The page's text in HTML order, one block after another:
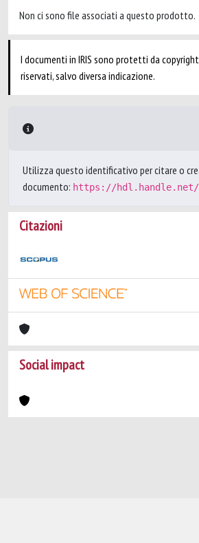
Non ci sono file associati a questo prodotto.
I documenti in IRIS sono protetti da
riservati, salvo diversa indicazione.
Utilizza questo identificativo per citare o
documento: https://hdl.handle.net/
Citazioni
Social impact